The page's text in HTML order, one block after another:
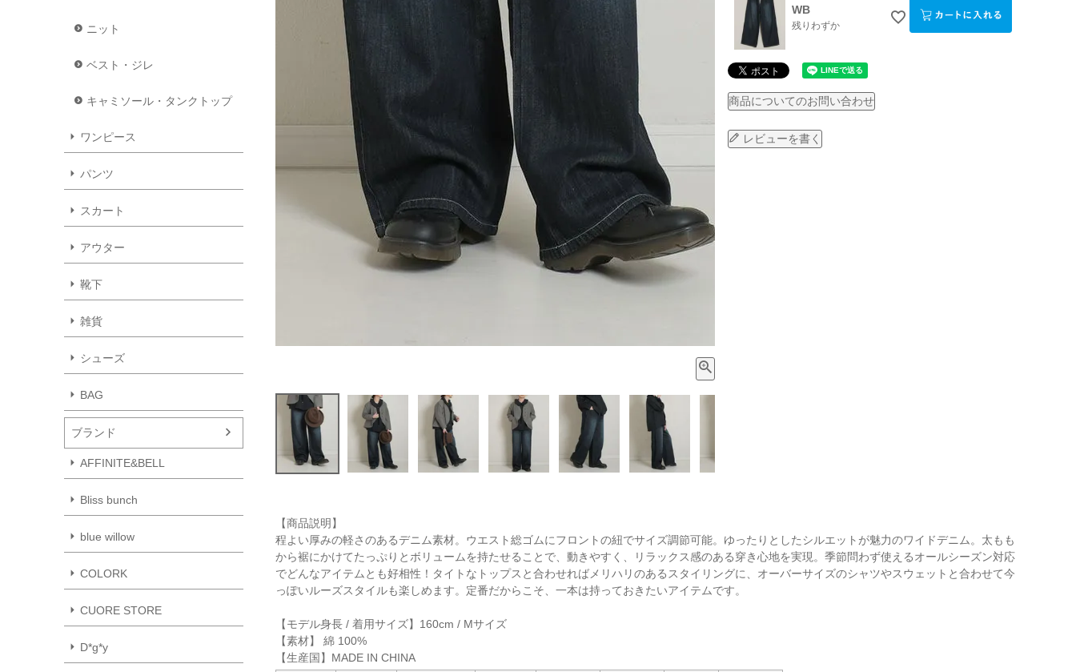
ニット
ベスト・ジレ
キャミソール・タンクトップ
ワンピース
パンツ
スカート
アウター
靴下
雑貨
シューズ
BAG
ブランド
AFFINITE&BELL
Bliss bunch
blue willow
COLORK
CUORE STORE
D*g*y
WB
残りわずか
商品についてのお問い合わせ
レビューを書く
【商品説明】
程よい厚みの軽さのあるデニム素材。ウエスト総ゴムにフロントの紐でサイズ調節可能。ゆったりとしたシルエットが魅力のワイドデニム。太もも
から裾にかけてたっぷりとボリュームを持たせることで、動きやすく、リラックス感のある穿き心地を実現。季節問わず使えるオールシーズン対応
でどんなアイテムとも好相性！タイトなトップスと合わせればメリハリのあるスタイリングに、オーバーサイズのシャツやスウェットと合わせて今
っぽいルーズスタイルも楽しめます。定番だからこそ、一本は持っておきたいアイテムです。
【モデル身長 / 着用サイズ】160cm / Mサイズ
【素材】 綿 100%
【生産国】MADE IN CHINA